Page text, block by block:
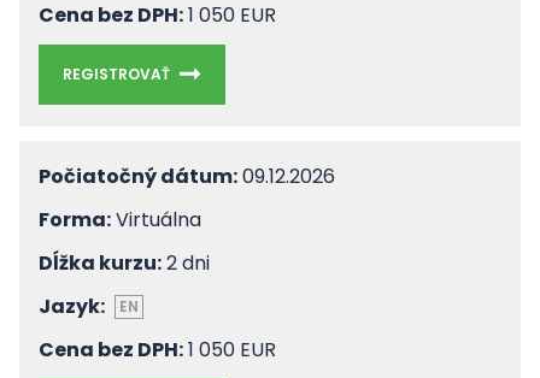
Cena bez DPH:1 050 EUR
REGISTROVAŤ
Počiatočný dátum:09.12.2026
Forma:Virtuálna
Dĺžka kurzu:2 dni
Jazyk:
EN
Cena bez DPH:1 050 EUR